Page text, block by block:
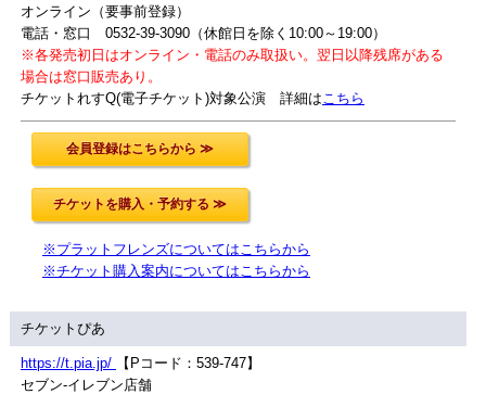
オンライン（要事前登録）
電話・窓口 0532-39-3090（休館日を除く10:00～19:00）
※各発売初日はオンライン・電話のみ取扱い。翌日以降残席がある
場合は窓口販売あり。
チケットれすQ(電子チケット)対象公演 詳細は こちら
※プラットフレンズについてはこちらから
※チケット購入案内についてはこちらから
チケットぴあ
https://t.pia.jp/
【Pコード：539-747】
セブン-イレブン店舗